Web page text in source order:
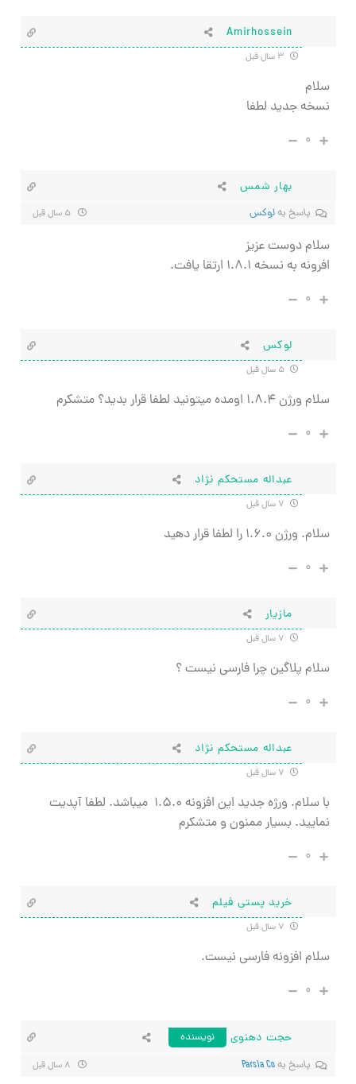
Amirhossein
سلام
نسخه جدید لطفا
۰
بهار شمس
پاسخ بهلوکس
سلام دوست عزیز
افرونه به نسخه ۱.۸.۱ ارتقا یافت.
۰
لوکس
سلام ورژن ۱.۸.۴ اومده میتونید لطفا قرار بدید؟ متشکرم
۰
عبداله مستحکم نژاد
سلام. ورژن ۱.۶.۰ را لطفا قرار دهید
۰
مازیار
سلام پلاگین چرا فارسی نیست ؟
۰
عبداله مستحکم نژاد
با سلام. ورژه جدید این افزونه ۱.۵.۰ میباشد. لطفا آپدیت
نمایید. بسیار ممنون و متشکرم
۰
خرید پستی فیلم
سلام افزونه فارسی نیست.
۰
حجت دهنوی
نویسنده
پاسخ بهParsia Co